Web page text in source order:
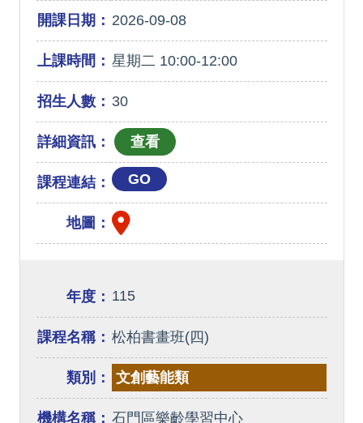
開課日期： 2026-09-08
上課時間： 星期二 10:00-12:00
招生人數： 30
詳細資訊：
課程連結： GO
地圖：
年度： 115
課程名稱： 松柏書畫班(四)
類別： 文創藝能類
機構名稱： 石門區樂齡學習中心